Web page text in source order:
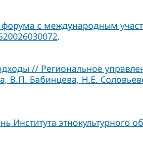
форума с международным
.
// Региональное
В.П. Бабинцева, Н.Е.
этнокультурного